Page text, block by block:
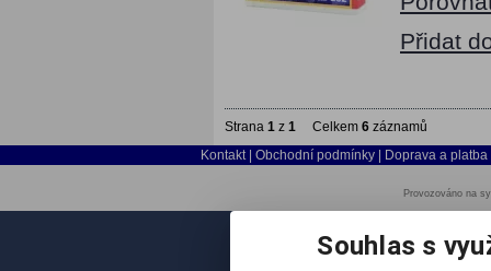
Přidat
Strana 1 z 1 Celkem 6 záznamů
Kontakt
Obchodní podmínky Doprava a platba
Provozováno na
Souhlas s